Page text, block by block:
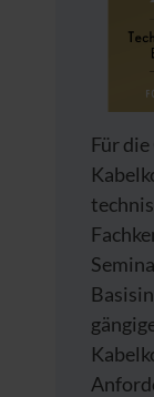
Für